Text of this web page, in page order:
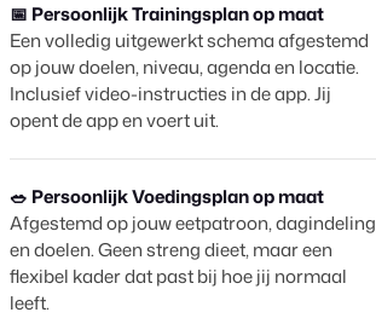
📅 Persoonlijk Trainingsplan op maat
Een volledig uitgewerkt schema afgestemd
op jouw doelen, niveau, agenda en locatie.
Inclusief video-instructies in de app. Jij
opent de app en voert uit.
🥗 Persoonlijk Voedingsplan op maat
Afgestemd op jouw eetpatroon, dagindeling
en doelen. Geen streng dieet, maar een
flexibel kader dat past bij hoe jij normaal
leeft.